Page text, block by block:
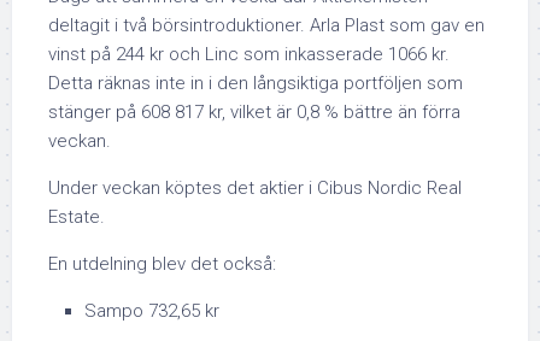
deltagit i två börsintroduktioner. Arla Plast som gav en
vinst på 244 kr och Linc som inkasserade 1066 kr.
Detta räknas inte in i den långsiktiga portföljen som
stänger på 608 817 kr, vilket är 0,8 % bättre än förra
veckan.
Under veckan köptes det aktier i Cibus Nordic Real
Estate.
En utdelning blev det också:
Sampo 732,65 kr